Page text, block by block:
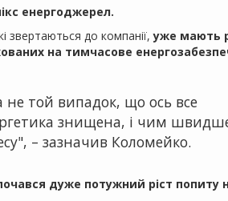
енергоджерел.
звертаються до компанії,уже мають
на тимчасове
не той випадок, що ось все
знищена, і чим
– зазначив Коломейко.
дуже потужний ріст попиту